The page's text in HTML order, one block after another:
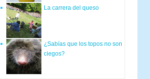
La carrera del queso
¿Sabías que los topos no son
ciegos?